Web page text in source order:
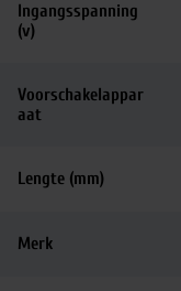
Ingangsspanning
(v)
Voorschakelappar
aat
Lengte (mm)
Merk